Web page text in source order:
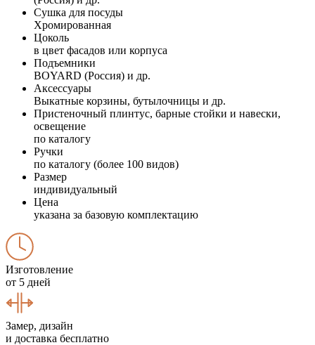
Сушка для посуды
Хромированная
Цоколь
в цвет фасадов или корпуса
Подъемники
BOYARD (Россия) и др.
Аксессуары
Выкатные корзины, бутылочницы и др.
Пристеночный плинтус, барные стойки и навески,
освещение
по каталогу
Ручки
по каталогу (более 100 видов)
Размер
индивидуальный
Цена
указана за базовую комплектацию
Изготовление
от 5 дней
Замер, дизайн
и доставка бесплатно